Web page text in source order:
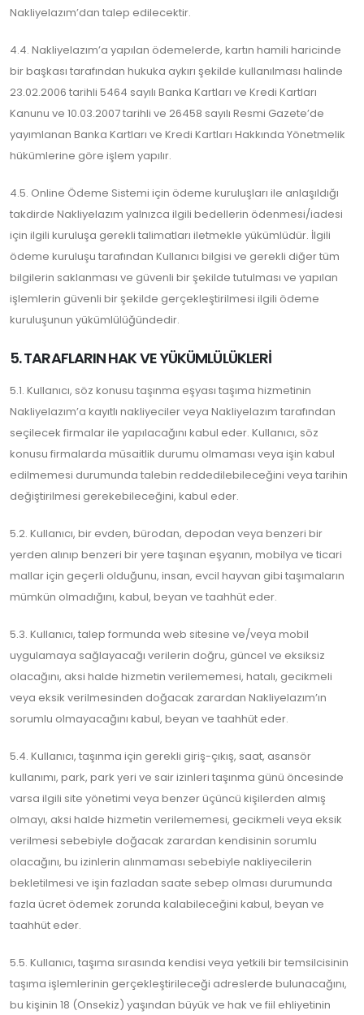
Nakliyelazım’dan talep edilecektir.
4.4. Nakliyelazım’a yapılan ödemelerde, kartın hamili haricinde
bir başkası tarafından hukuka aykırı şekilde kullanılması halinde
23.02.2006 tarihli 5464 sayılı Banka Kartları ve Kredi Kartları
Kanunu ve 10.03.2007 tarihli ve 26458 sayılı Resmi Gazete’de
yayımlanan Banka Kartları ve Kredi Kartları Hakkında Yönetmelik
hükümlerine göre işlem yapılır.
4.5. Online Ödeme Sistemi için ödeme kuruluşları ile anlaşıldığı
takdirde Nakliyelazım yalnızca ilgili bedellerin ödenmesi/iadesi
için ilgili kuruluşa gerekli talimatları iletmekle yükümlüdür. İlgili
ödeme kuruluşu tarafından Kullanıcı bilgisi ve gerekli diğer tüm
bilgilerin saklanması ve güvenli bir şekilde tutulması ve yapılan
işlemlerin güvenli bir şekilde gerçekleştirilmesi ilgili ödeme
kuruluşunun yükümlülüğündedir.
5. TARAFLARIN HAK VE YÜKÜMLÜLÜKLERİ
5.1. Kullanıcı, söz konusu taşınma eşyası taşıma hizmetinin
Nakliyelazım’a kayıtlı nakliyeciler veya Nakliyelazım tarafından
seçilecek firmalar ile yapılacağını kabul eder. Kullanıcı, söz
konusu firmalarda müsaitlik durumu olmaması veya işin kabul
edilmemesi durumunda talebin reddedilebileceğini veya tarihin
değiştirilmesi gerekebileceğini, kabul eder.
5.2. Kullanıcı, bir evden, bürodan, depodan veya benzeri bir
yerden alınıp benzeri bir yere taşınan eşyanın, mobilya ve ticari
mallar için geçerli olduğunu, insan, evcil hayvan gibi taşımaların
mümkün olmadığını, kabul, beyan ve taahhüt eder.
5.3. Kullanıcı, talep formunda web sitesine ve/veya mobil
uygulamaya sağlayacağı verilerin doğru, güncel ve eksiksiz
olacağını, aksi halde hizmetin verilememesi, hatalı, gecikmeli
veya eksik verilmesinden doğacak zarardan Nakliyelazım’ın
sorumlu olmayacağını kabul, beyan ve taahhüt eder.
5.4. Kullanıcı, taşınma için gerekli giriş-çıkış, saat, asansör
kullanımı, park, park yeri ve sair izinleri taşınma günü öncesinde
varsa ilgili site yönetimi veya benzer üçüncü kişilerden almış
olmayı, aksi halde hizmetin verilememesi, gecikmeli veya eksik
verilmesi sebebiyle doğacak zarardan kendisinin sorumlu
olacağını, bu izinlerin alınmaması sebebiyle nakliyecilerin
bekletilmesi ve işin fazladan saate sebep olması durumunda
fazla ücret ödemek zorunda kalabileceğini kabul, beyan ve
taahhüt eder.
5.5. Kullanıcı, taşıma sırasında kendisi veya yetkili bir temsilcisinin
taşıma işlemlerinin gerçekleştirileceği adreslerde bulunacağını,
bu kişinin 18 (Onsekiz) yaşından büyük ve hak ve fiil ehliyetinin